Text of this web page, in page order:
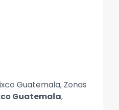
Guatemala, Zonas
Guatemala,